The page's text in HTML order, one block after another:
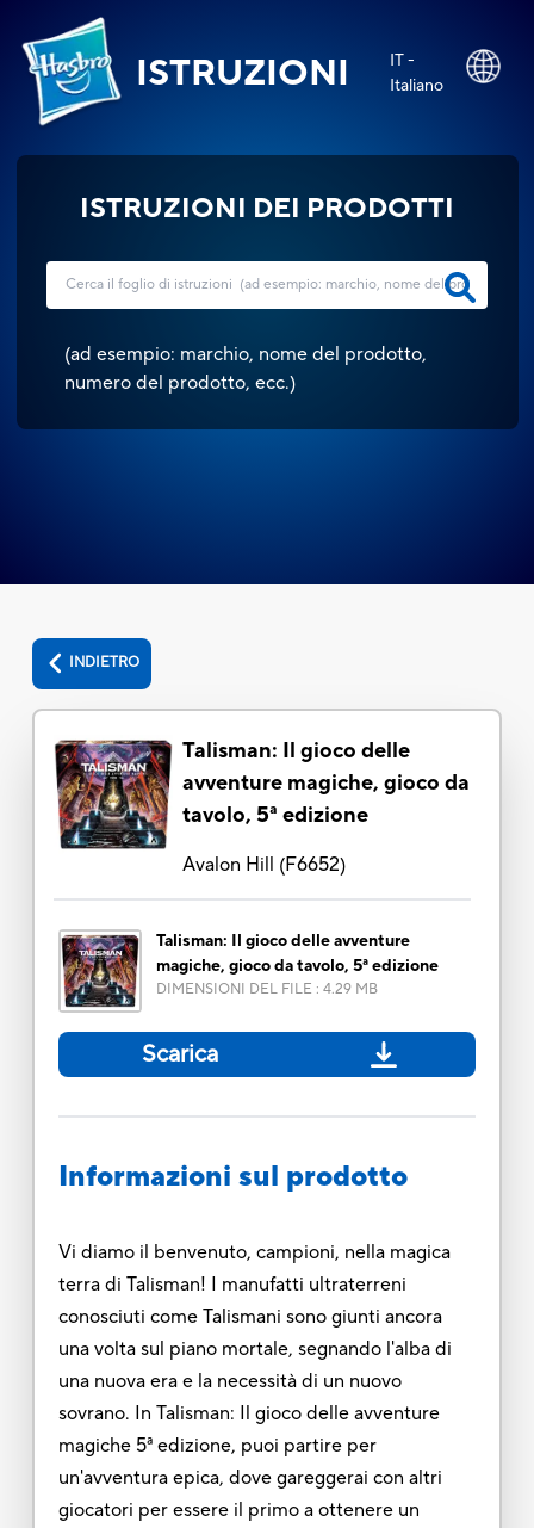
ISTRUZIONI
IT -
Italiano
ISTRUZIONI DEI PRODOTTI
(ad esempio: marchio, nome del prodotto,
numero del prodotto, ecc.)
INDIETRO
Talisman: Il gioco delle
avventure magiche, gioco da
tavolo, 5ª edizione
Avalon Hill (F6652)
Talisman: Il gioco delle avventure
magiche, gioco da tavolo, 5ª edizione
DIMENSIONI DEL FILE : 4.29 MB
Scarica
Informazioni sul prodotto
Vi diamo il benvenuto, campioni, nella magica
terra di Talisman! I manufatti ultraterreni
conosciuti come Talismani sono giunti ancora
una volta sul piano mortale, segnando l'alba di
una nuova era e la necessità di un nuovo
sovrano. In Talisman: Il gioco delle avventure
magiche 5ª edizione, puoi partire per
un'avventura epica, dove gareggerai con altri
giocatori per essere il primo a ottenere un